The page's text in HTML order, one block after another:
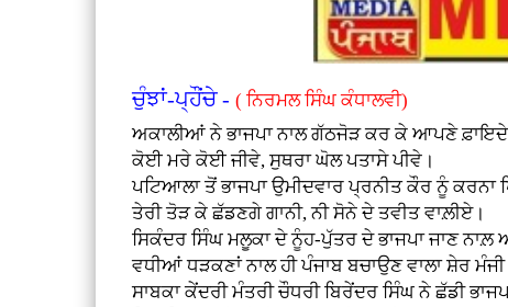
ਚੁੰਝਾਂ-ਪ੍ਹੌਂਚੇ -( ਨਿਰਮਲ ਸਿੰਘ ਕੰਧਾਲਵੀ)
ਅਕਾਲੀਆਂ ਨੇ ਭਾਜਪਾ ਨਾਲ ਗੱਠਜੋੜ ਕਰ ਕੇ ਆਪਣੇ ਫ਼ਾਇਦੇ
ਕੋਈ ਮਰੇ ਕੋਈ ਜੀਵੇ, ਸੁਥਰਾ ਘੋਲ ਪਤਾਸੇ ਪੀਵੇ।
ਪਟਿਆਲਾ ਤੋਂ ਭਾਜਪਾ ਉਮੀਦਵਾਰ ਪ੍ਰਨੀਤ ਕੌਰ ਨੂੰ
ਤੇਰੀ ਤੋੜ ਕੇ ਛੱਡਣਗੇ ਗਾਨੀ, ਨੀ ਸੋਨੇ ਦੇ ਤਵੀਤ ਵਾਲ਼ੀਏ।
ਸਿਕੰਦਰ ਸਿੰਘ ਮਲੂਕਾ ਦੇ ਨੂੰਹ-ਪੁੱਤਰ ਦੇ ਭਾਜਪਾ ਜਾਣ
ਵਧੀਆਂ ਧੜਕਣਾਂ ਨਾਲ ਹੀ ਪੰਜਾਬ ਬਚਾਉਣ ਵਾਲਾ ਸ਼ੇਰ
ਸਾਬਕਾ ਕੇਂਦਰੀ ਮੰਤਰੀ ਚੌਧਰੀ ਬਿਰੇਂਦਰ ਸਿੰਘ ਨੇ ਛੱਡੀ